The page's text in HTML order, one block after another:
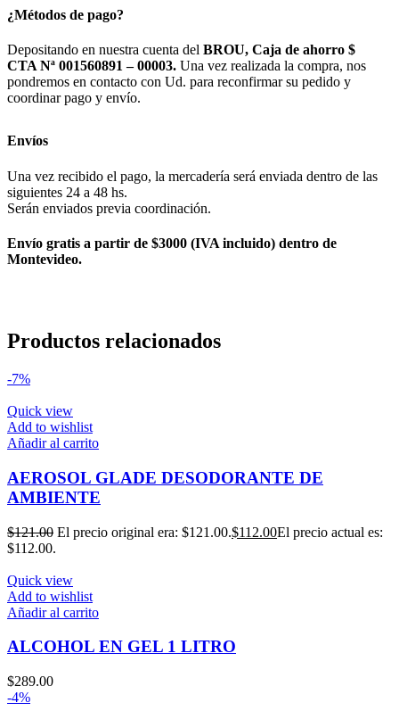
¿Métodos de pago?
Depositando en nuestra cuenta del BROU, Caja de ahorro $
CTA Nª 001560891 – 00003. Una vez realizada la compra, nos
pondremos en contacto con Ud. para reconfirmar su pedido y
coordinar pago y envío.
Envíos
Una vez recibido el pago, la mercadería será enviada dentro de las
siguientes 24 a 48 hs.
Serán enviados previa coordinación.
Envío gratis a partir de $3000 (IVA incluido) dentro de
Montevideo.
Productos relacionados
-7%
Quick view
Add to wishlist
Añadir al carrito
AEROSOL GLADE DESODORANTE DE
AMBIENTE
$121.00 El precio original era: $121.00.$112.00El precio actual es:
$112.00.
Quick view
Add to wishlist
Añadir al carrito
ALCOHOL EN GEL 1 LITRO
$289.00
-4%